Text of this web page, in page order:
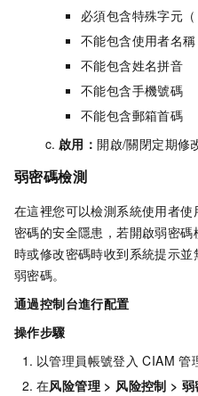
必須包含特殊字元
不能包含使用者名稱
不能包含姓名拼音
不能包含手機號碼
不能包含郵箱首碼
啟用：開啟/關閉定期修
弱密碼檢測
在這裡您可以檢測系統使用者
密碼的安全隱患，若開啟弱密
時或修改密碼時收到系統提示
弱密碼。
通過控制台進行配置
操作步驟
以管理員帳號登入 CIAM 管
在风险管理 > 风险控制 >弱